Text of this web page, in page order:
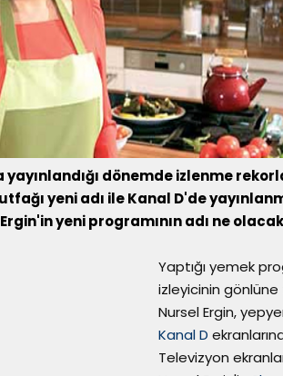
yayınlandığı dönemde izlenme
yeni adı ile Kanal D'de
yeni programının adı ne
Yaptığı yemek
izleyicinin
Nursel Ergin,
Kanal D
Televizyon